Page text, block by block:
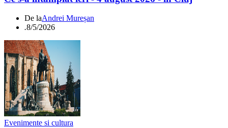
De laAndrei Mureșan
.8/5/2026
Evenimente si cultura